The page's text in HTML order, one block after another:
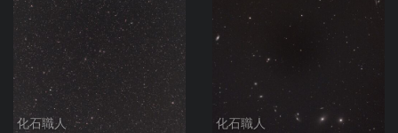
化石職人 化石職人